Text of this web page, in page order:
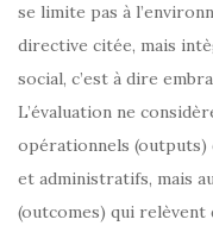
se limite pas à
directive citée, mais
social, c’est à dire
L’évaluation ne
opérationnels (outputs)
et administratifs, mais
(outcomes) qui